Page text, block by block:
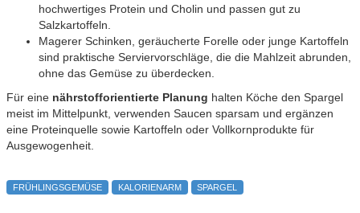
hochwertiges Protein und Cholin und passen gut zu
Salzkartoffeln.
Magerer Schinken, geräucherte Forelle oder junge Kartoffeln
sind praktische Serviervorschläge, die die Mahlzeit abrunden,
ohne das Gemüse zu überdecken.
Für eine nährstofforientierte Planung halten Köche den Spargel
meist im Mittelpunkt, verwenden Saucen sparsam und ergänzen
eine Proteinquelle sowie Kartoffeln oder Vollkornprodukte für
Ausgewogenheit.
FRÜHLINGSGEMÜSE KALORIENARM SPARGEL